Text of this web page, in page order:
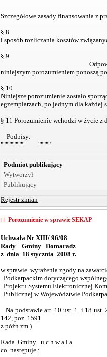
Szczegółowe zasady finansowania z
§ 8
i sposób rozliczania kosztów
§ 9
niniejszym porozumieniem ponoszą
§ 10
Niniejsze porozumienie zostało
egzemplarzach, po jednym dla każdej
§ 11 Porozumienie wchodzi w życie z
Podpisy:
""""""""" """""
Podmiot publikujący
Wytworzył
Publikujący
Rejestr zmian
Porozumienie w sprawie SEKAP
Uchwała Nr XIII/ 96/08
Rady Gminy Domaradz
z dnia 18 stycznia 2008 r.
w sprawie wyrażenia zgody na
Podkarpackim dotyczącego
Projektu Systemu Elektronicznej
Publicznej w Województwie
Na podstawie art. 10 ust. 1 i 18 ust.
142, poz. 1591
z późn.zm.)
Rada Gminy u c h w a l a
co następuje :